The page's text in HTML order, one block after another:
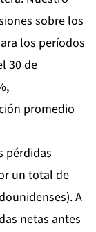
sobre los
los períodos
30 de
promedio
pérdidas
un total de
A
netas antes